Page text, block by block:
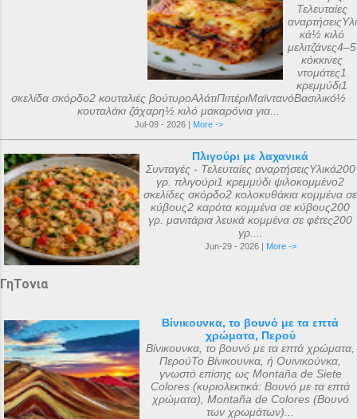
Τελευταίες
αναρτήσειςΥλι
κά½ κιλό
μελιτζάνες4–5
κόκκινες
ντομάτες1
κρεμμύδι1
σκελίδα σκόρδο2 κουταλιές βούτυροΑλάτιΠιπέριΜαϊντανόΒασιλικό½
κουταλάκι ζάχαρη½ κιλό μακαρόνια για...
Jul-09 - 2026 | More ->
Πλιγούρι με λαχανικά
Συνταγές - Τελευταίες αναρτήσειςΥλικά200
γρ. πλιγούρι1 κρεμμύδι ψιλοκομμένο2
σκελίδες σκόρδο2 κολοκυθάκια κομμένα σε
κύβους2 καρότα κομμένα σε κύβους200
γρ. μανιτάρια λευκά κομμένα σε φέτες200
γρ....
Jun-29 - 2026 | More ->
ΓηΤονια
Βίνικουνκα, το βουνό με τα επτά
χρώματα, Περού
Βίνικουνκα, το βουνό με τα επτά χρώματα,
ΠερούΤο Βίνικουνκα, ή Ουινικούνκα,
γνωστό επίσης ως Montaña de Siete
Colores (κυριολεκτικά: Βουνό με τα επτά
χρώματα), Montaña de Colores (Βουνό
των χρωμάτων)...